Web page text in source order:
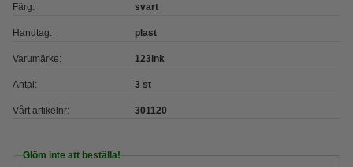
Färg: svart
Handtag: plast
Varumärke: 123ink
Antal: 3 st
Vårt artikelnr: 301120
Glöm inte att beställa!